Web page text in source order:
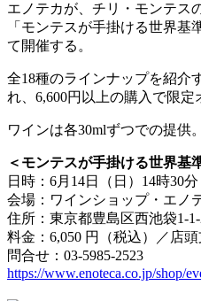
エノテカが、チリ・モンテス
「モンテスが手掛ける世界
て開催する。
全18種のラインナップを紹介
れ、6,600円以上の購入で限定
ワインは各30mlずつでの提供
＜モンテスが手掛ける世界
日時：6月14日（日）14時30
会場：ワインショップ・エ
住所：東京都豊島区西池袋1-
料金：6,050 円（税込）／店
問合せ：03-5985-2523
https://www.enoteca.co.jp/shop/